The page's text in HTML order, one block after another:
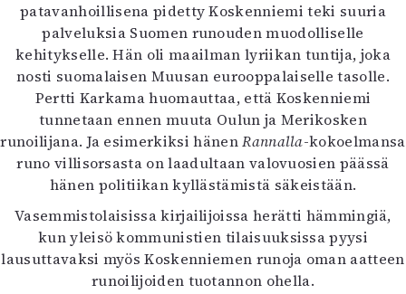
patavanhoillisena pidetty Koskenniemi teki suuria
palveluksia Suomen runouden muodolliselle
kehitykselle. Hän oli maailman lyriikan tuntija, joka
nosti suomalaisen Muusan eurooppalaiselle tasolle.
Pertti Karkama huomauttaa, että Koskenniemi
tunnetaan ennen muuta Oulun ja Merikosken
runoilijana. Ja esimerkiksi hänenRannalla-kokoelmansa
runo villisorsasta on laadultaan valovuosien päässä
hänen politiikan kyllästämistä säkeistään.
Vasemmistolaisissa kirjailijoissa herätti hämmingiä,
kun yleisö kommunistien tilaisuuksissa pyysi
lausuttavaksi myös Koskenniemen runoja oman aatteen
runoilijoiden tuotannon ohella.